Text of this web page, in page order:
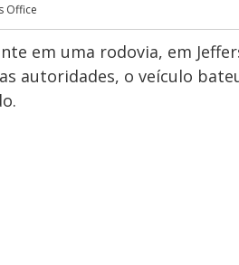
Office
em uma rodovia, em
autoridades, o veículo